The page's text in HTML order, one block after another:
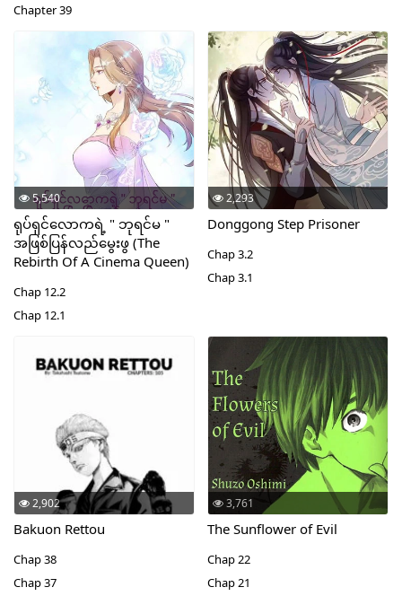
Chapter 39
5,540
ရုပ်ရှင်လောကရဲ့ " ဘုရင်မ "
အဖြစ်ပြန်လည်မွေးဖွ (The
Rebirth Of A Cinema Queen)
Chap 12.2
Chap 12.1
2,293
Donggong Step Prisoner
Chap 3.2
Chap 3.1
2,902
Bakuon Rettou
Chap 38
Chap 37
3,761
The Sunflower of Evil
Chap 22
Chap 21